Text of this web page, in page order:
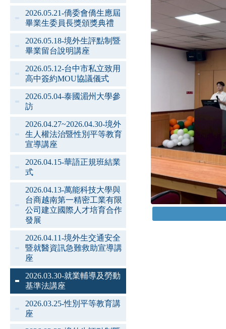
2026.05.21-僑委會僑生應屆
畢業生委員長獎頒獎典禮
2026.05.18-境外生評點制暨
畢業留台說明講座
2026.05.12-台中市私立致用
高中簽約MOU協議儀式
2026.05.04-泰國湄州大學參
訪
2026.04.27~2026.04.30-境外
生人權法治暨性別平等教育
宣導講座
2026.04.15-華語正規班結業
式
2026.04.13-萬能科技大學與
台商越南第一精密工業有限
公司建立國際人才培育合作
發展
2026.04.11-境外生交通安全
暨就醫資訊急難救助宣導講
座
2026.03.30-就業輔導及勞動
基準法講座
2026.03.25-性別平等教育講
座